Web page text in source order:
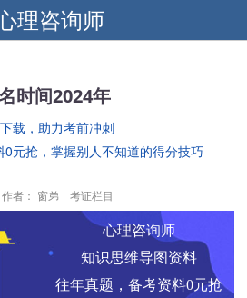
理咨询师
时间2024年
载，助力考前冲刺
元抢，掌握别人不知道的得分技巧
作者： 窗弟 考证栏目
心理咨询师
知识思维导图资料
往年真题，备考资料0元抢